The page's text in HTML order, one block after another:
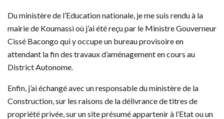
Du ministère de l’Education nationale, je me suis rendu à la
mairie de Koumassi où j’ai été reçu par le Ministre Gouverneur
Cissé Bacongo qui y occupe un bureau provisoire en
attendant la fin des travaux d’aménagement en cours au
District Autonome.
Enfin, j’ai échangé avec un responsable du ministère de la
Construction, sur les raisons de la délivrance de titres de
propriété privée, sur un site présumé appartenir à l’Etat ou un